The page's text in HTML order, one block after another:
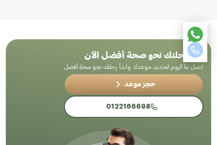
ابدأ رحلتك نحو صحة أفضل الآن
اتصل بنا اليوم لتحديد موعدك وابدأ رحلتك نحو صحة أفضل
حجز موعد
0122166698